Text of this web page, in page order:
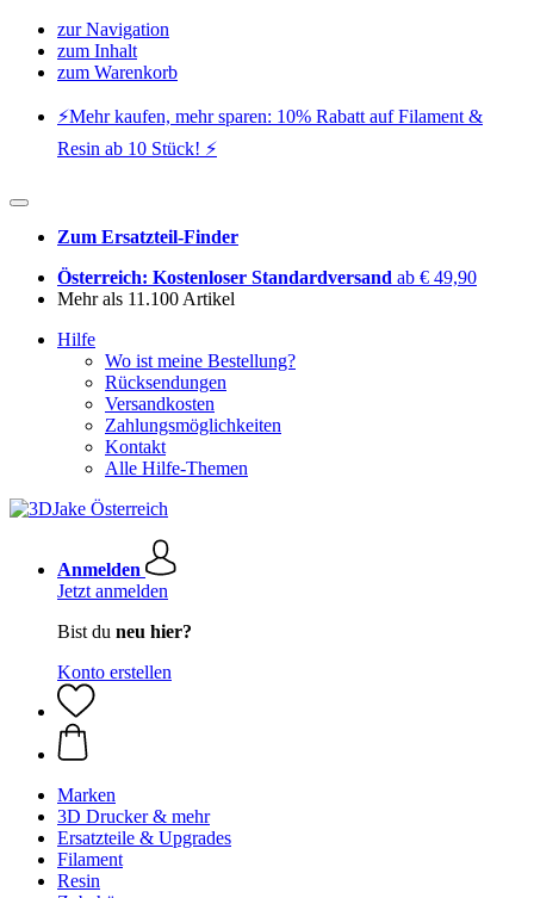
zur Navigation
zum Inhalt
zum Warenkorb
⚡️Mehr kaufen, mehr sparen: 10% Rabatt auf Filament &
Resin ab 10 Stück! ⚡️
Zum Ersatzteil-Finder
Österreich: Kostenloser Standardversand ab € 49,90
Mehr als 11.100 Artikel
Hilfe
Wo ist meine Bestellung?
Rücksendungen
Versandkosten
Zahlungsmöglichkeiten
Kontakt
Alle Hilfe-Themen
Anmelden
Jetzt anmelden
Bist du neu hier?
Konto erstellen
Marken
3D Drucker & mehr
Ersatzteile & Upgrades
Filament
Resin